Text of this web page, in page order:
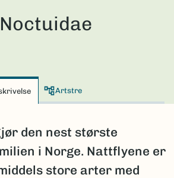
Noctuidae
Artstre
den nest største
i Norge. Nattflyene er
store arter med